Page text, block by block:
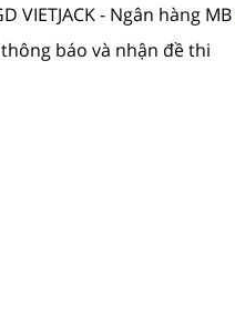
VIETJACK - Ngân hàng MB
báo và nhận đề thi